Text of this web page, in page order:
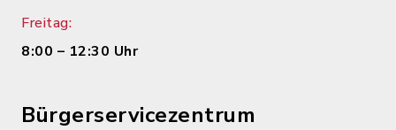
Freitag:
8:00 – 12:30 Uhr
Bürgerservicezentrum